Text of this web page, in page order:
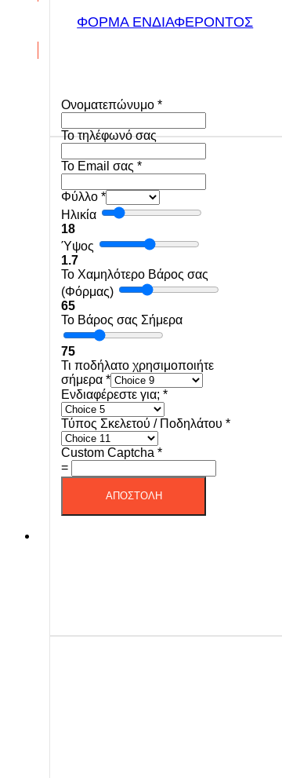
ΦΟΡΜΑ ΕΝΔΙΑΦΕΡΟΝΤΟΣ
Ονοματεπώνυμο *
To τηλέφωνό σας
Το Email σας *
Φύλλο *
Ηλικία
18
Ύψος
1.7
Το Χαμηλότερο Βάρος σας
(Φόρμας)
65
Το Βάρος σας Σήμερα
75
Τι ποδήλατο χρησιμοποιήτε
σήμερα *
Ενδιαφέρεστε για; *
Τύπος Σκελετού / Ποδηλάτου *
Custom Captcha *
=
ΑΠΟΣΤΟΛΗ